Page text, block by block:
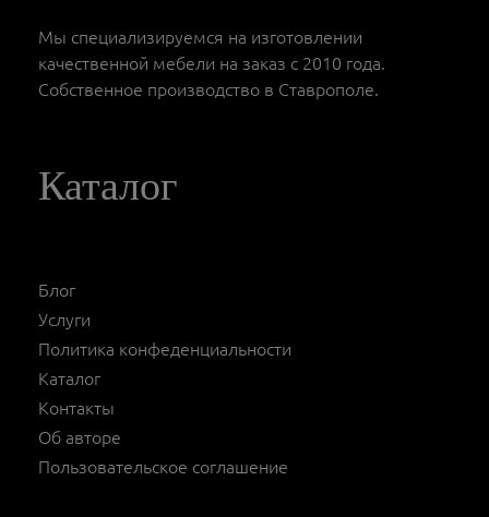
Мы специализируемся на изготовлении
качественной мебели на заказ с 2010 года.
Собственное производство в Ставрополе.
Каталог
Блог
Услуги
Политика конфеденциальности
Каталог
Контакты
Об авторе
Пользовательское соглашение